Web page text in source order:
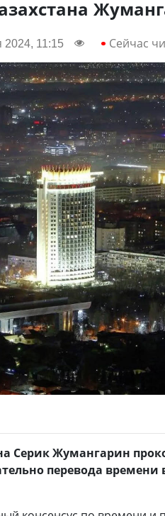
2024, 11:15 Сейчас
Серик Жумангарин
перевода времени